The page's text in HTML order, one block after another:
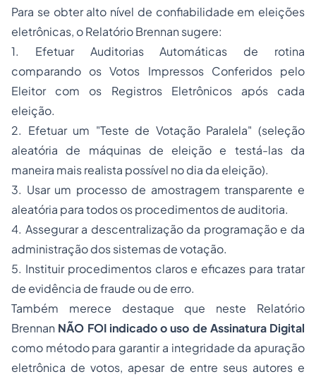
Para se obter alto nível de confiabilidade em eleições
eletrônicas, o Relatório Brennan sugere:
1. Efetuar Auditorias Automáticas de rotina
comparando os Votos Impressos Conferidos pelo
Eleitor com os Registros Eletrônicos após cada
eleição.
2. Efetuar um "Teste de Votação Paralela" (seleção
aleatória de máquinas de eleição e testá-las da
maneira mais realista possível no dia da eleição).
3. Usar um processo de amostragem transparente e
aleatória para todos os procedimentos de auditoria.
4. Assegurar a descentralização da programação e da
administração dos sistemas de votação.
5. Instituir procedimentos claros e eficazes para tratar
de evidência de fraude ou de erro.
Também merece destaque que neste Relatório
Brennan NÃO FOI indicado o uso de Assinatura Digital
como método para garantir a integridade da apuração
eletrônica de votos, apesar de entre seus autores e